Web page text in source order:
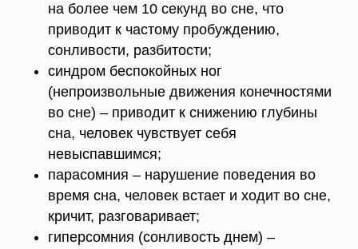
на более чем 10 секунд во сне, что
приводит к частому пробуждению,
сонливости, разбитости;
синдром беспокойных ног
(непроизвольные движения конечностями
во сне) – приводит к снижению глубины
сна, человек чувствует себя
невыспавшимся;
парасомния – нарушение поведения во
время сна, человек встает и ходит во сне,
кричит, разговаривает;
гиперсомния (сонливость днем) –